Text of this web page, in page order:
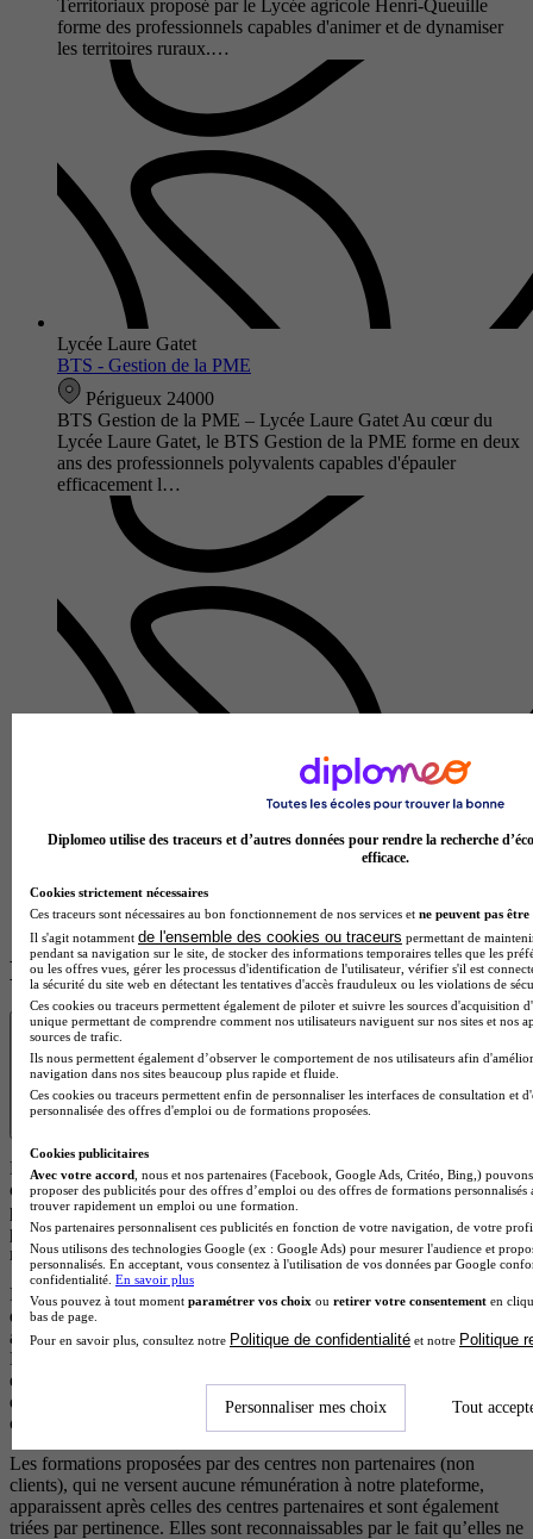
Territoriaux proposé par le Lycée agricole Henri-Queuille
forme des professionnels capables d'animer et de dynamiser
les territoires ruraux.…
Lycée Laure Gatet
BTS - Gestion de la PME
Périgueux 24000
BTS Gestion de la PME – Lycée Laure Gatet Au cœur du
Lycée Laure Gatet, le BTS Gestion de la PME forme en deux
ans des professionnels polyvalents capables d'épauler
efficacement l…
BTS - Management commercial opérationnel
Périgueux 24000
Le BTS Management Commercial Opérationnel proposé par
collaborateurs polyvalents capables de prendre la
responsabilité opérati…
Les écoles à la une
Transparence
Les résultats affichés sont des offres de formation ou des écoles
correspondant à votre projet. Certaines de ces formations
proviennent d’écoles partenaires qui rémunèrent notre plateforme
pour chaque demande d’information générée. Cela nous permet de
maintenir un service gratuit et accessible à tous les utilisateurs.
Les offres de formation issues d’écoles partenaires (clients) sont
d’abord classées selon leur pertinence par rapport à votre recherche,
afin de vous proposer les formations les plus adaptées à vos besoins.
En cas de pertinence équivalente, les résultats sont ensuite ordonnés
en fonction d’un scoring précis qui met en avant les écoles qui
disposent d’éléments de visibilité, d’avis positifs et de campagnes en
cours.
Les formations proposées par des centres non partenaires (non
clients), qui ne versent aucune rémunération à notre plateforme,
apparaissent après celles des centres partenaires et sont également
triées par pertinence. Elles sont reconnaissables par le fait qu’elles ne
Diplomeo utilise des traceurs et d’autres données pour rendre la recherche
efficace.
Cookies strictement nécessaires
Ces traceurs sont nécessaires au bon fonctionnement de nos services et ne peuvent pas être
Il s'agit notamment de l'ensemble des cookies ou traceurs permettant de
pendant sa navigation sur le site, de stocker des informations temporaires telles que les
ou les offres vues, gérer les processus d'identification de l'utilisateur, vérifier s'il est
la sécurité du site web en détectant les tentatives d'accès frauduleux ou les violations de
Ces cookies ou traceurs permettent également de piloter et suivre les sources d'acquisition
unique permettant de comprendre comment nos utilisateurs naviguent sur nos sites et nos
sources de trafic.
Ils nous permettent également d’observer le comportement de nos utilisateurs afin
navigation dans nos sites beaucoup plus rapide et fluide.
Ces cookies ou traceurs permettent enfin de personnaliser les interfaces de consultation et
personnalisée des offres d'emploi ou de formations proposées.
Cookies publicitaires
Avec votre accord , nous et nos partenaires (Facebook, Google Ads, Critéo, Bing,)
proposer des publicités pour des offres d’emploi ou des offres de formations
trouver rapidement un emploi ou une formation.
Nos partenaires personnalisent ces publicités en fonction de votre navigation, de votre
Nous utilisons des technologies Google (ex : Google Ads) pour mesurer l'audience et
personnalisés. En acceptant, vous consentez à l'utilisation de vos données par Google
confidentialité. En savoir plus
Vous pouvez à tout moment paramétrer vos choix ou retirer votre consentement en
bas de page.
Pour en savoir plus, consultez notre Politique de confidentialité et notre Politique
Personnaliser mes choix Tout